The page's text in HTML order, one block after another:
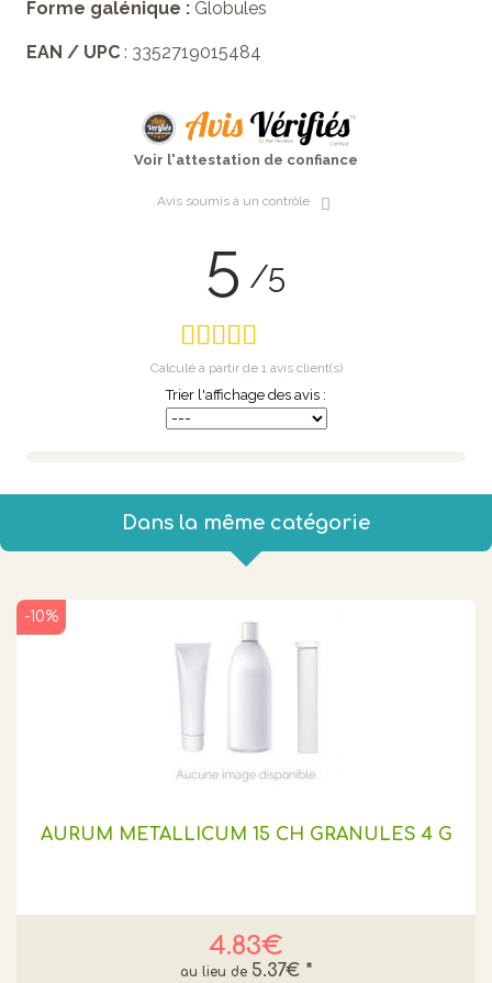
Forme galénique : Globules
EAN / UPC : 3352719015484
Voir l'attestation de confiance
Avis soumis à un contrôle
5 /5
Calculé à partir de 1avis client(s)
Trier l'affichage des avis :
Dans la même catégorie
AURUM METALLICUM 15 CH GRANULES 4 G
4.83€
-10%
5.37€ *